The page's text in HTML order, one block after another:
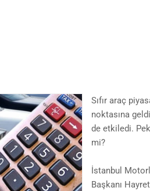
Sıfır araç
noktasına
de etkiledi.
mi?
İstanbul
Başkanı